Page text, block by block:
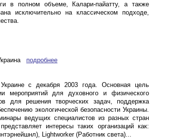
в полном объеме, Калари-пайатту, а также
исключительно на классическом подходе,
подробнее
Украине с декабря 2003 года. Основная цель
мероприятий для духовного и физического
для решения творческих задач, поддержка
экологической безопасности Украины.
ведущих специалистов из разных стран
интересы таких организаций как:
Lightworker (Работник света)...